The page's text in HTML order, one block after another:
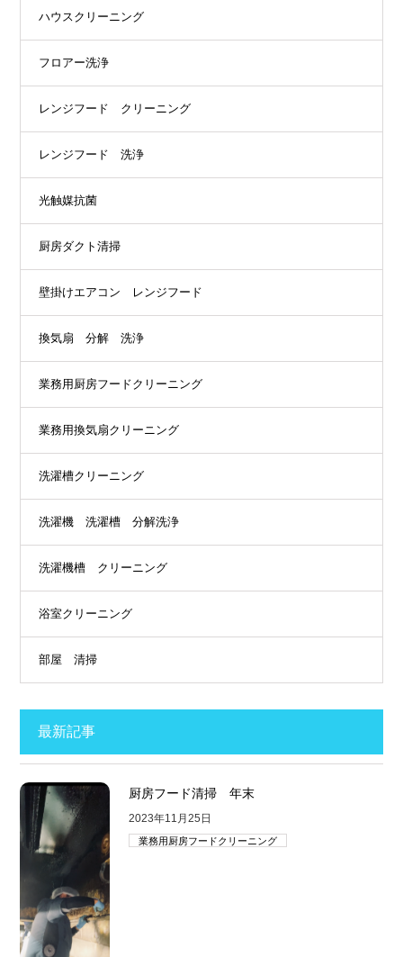
ハウスクリーニング
フロアー洗浄
レンジフード クリーニング
レンジフード 洗浄
光触媒抗菌
厨房ダクト清掃
壁掛けエアコン レンジフード
換気扇 分解 洗浄
業務用厨房フードクリーニング
業務用換気扇クリーニング
洗濯槽クリーニング
洗濯機 洗濯槽 分解洗浄
洗濯機槽 クリーニング
浴室クリーニング
部屋 清掃
最新記事
厨房フード清掃 年末
2023年11月25日
業務用厨房フードクリーニング